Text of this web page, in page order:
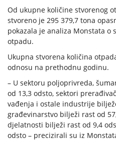
Od ukupne količine stvorenog
stvoreno je 295 379,7 tona
pokazala je analiza Monstata o
otpadu.
Ukupna stvorena količina
odnosu na prethodnu godinu.
– U sektoru poljoprivreda,
od 13,3 odsto, sektori
vađenja i ostale industrije
građevinarstvo bilježi rast od
djelatnosti bilježi rast od 9,4
odsto – precizirali su iz